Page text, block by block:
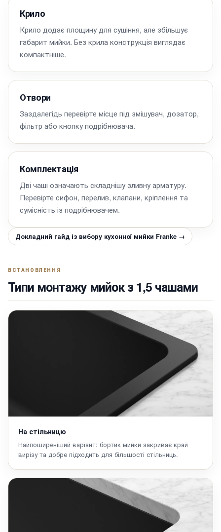
Крило
Крило додає площину для сушіння, але збільшує
габарит мийки. Без крила конструкція виглядає
компактніше.
Отвори
Заздалегідь перевірте місце під змішувач, дозатор,
фільтр або кнопку подрібнювача.
Комплектація
Дві чаші означають складнішу зливну арматуру.
Перевірте сифон, перелив, клапани, кріплення та
сумісність із подрібнювачем.
Докладний гайд із вибору кухонної мийки Franke →
ВСТАНОВЛЕННЯ
Типи монтажу мийок з 1,5 чашами
На стільницю
Найпоширеніший варіант: бортик мийки закриває край
вирізу та добре підходить для більшості стільниць.